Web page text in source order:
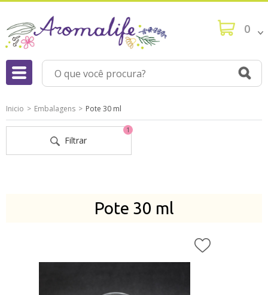
0
Filtrar
1
Inicio Embalagens Pote 30 ml
Pote 30 ml